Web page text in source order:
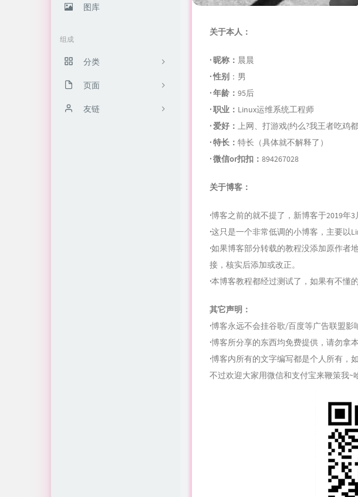
图库
组成
分类
10
36
页面
归档栏
友链
关于本人：
· 昵称： 晨晨
· 性别 ：男
· 年龄： 95后
· 职业： Linux运维系统工程师
· 爱好： 上网、打游戏(约么?我王者吃鸡
· 特长： 特长（具体就不解释了）
· 微信or扣扣： 894267028
关于博客：
·博客之前的就不提了，新博客于2019年3
·这只是一个非常低调的小博客，主要以
·如果博客部分转载的教程没添加原作者
接，核实后添加或改正。
·本博客教程都经过测试了，如果有不懂
其它声明：
·博客永远不会挂谷歌/百度等广告联盟影
·博客所分享的东西均免费提供，请勿拿
·博客内所有的文字编写都是个人所有，
不过欢迎大家用微信和支付宝来鞭策我~